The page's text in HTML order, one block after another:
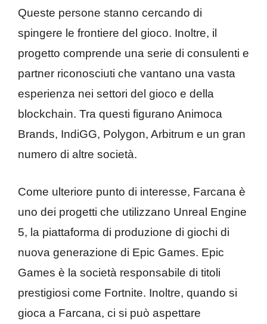
Queste persone stanno cercando di
spingere le frontiere del gioco. Inoltre, il
progetto comprende una serie di consulenti e
partner riconosciuti che vantano una vasta
esperienza nei settori del gioco e della
blockchain. Tra questi figurano Animoca
Brands, IndiGG, Polygon, Arbitrum e un gran
numero di altre società.
Come ulteriore punto di interesse, Farcana è
uno dei progetti che utilizzano Unreal Engine
5, la piattaforma di produzione di giochi di
nuova generazione di Epic Games. Epic
Games è la società responsabile di titoli
prestigiosi come Fortnite. Inoltre, quando si
gioca a Farcana, ci si può aspettare